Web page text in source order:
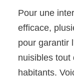
Pour une
efficace,
pour garantir
nuisibles tout
habitants.